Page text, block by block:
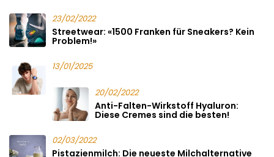
23/02/2022
Streetwear: «1500 Franken für Sneakers? Kein
Problem!»
13/01/2025
20/02/2022
Anti-Falten-Wirkstoff Hyaluron:
Diese Cremes sind die besten!
02/03/2022
Pistazienmilch: Die neueste Milchalternative